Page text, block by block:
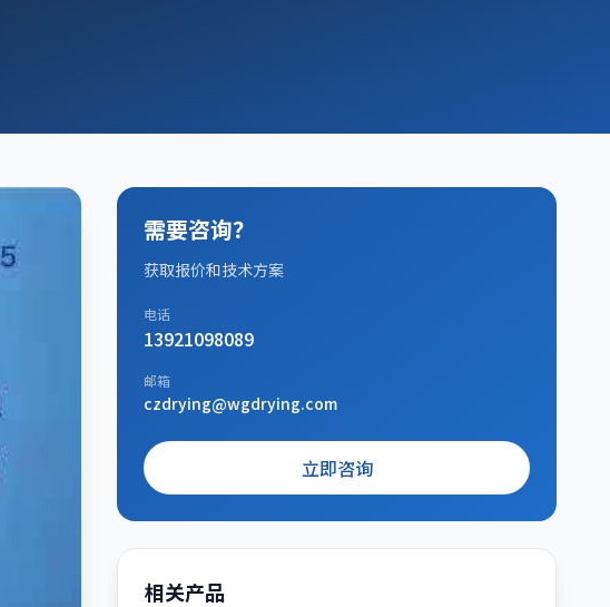
需要咨询？
获取报价和技术方案
电话
13921098089
邮箱
czdrying@wgdrying.com
立即咨询
相关产品